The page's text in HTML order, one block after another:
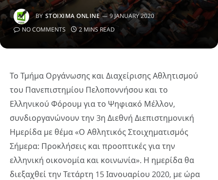
BY STOIXIMA ONLINE
9 JANUARY 2020
NO COMMENTS
2 MINS READ
Το Τμήμα Οργάνωσης και Διαχείρισης Αθλητισμού
του Πανεπιστημίου Πελοποννήσου και το
Ελληνικού Φόρουμ για το Ψηφιακό Μέλλον,
συνδιοργανώνουν την 3η Διεθνή Διεπιστημονική
Ημερίδα με θέμα «Ο Αθλητικός Στοιχηματισμός
Σήμερα: Προκλήσεις και προοπτικές για την
ελληνική οικονομία και κοινωνία». Η ημερίδα θα
διεξαχθεί την Τετάρτη 15 Ιανουαρίου 2020, με ώρα